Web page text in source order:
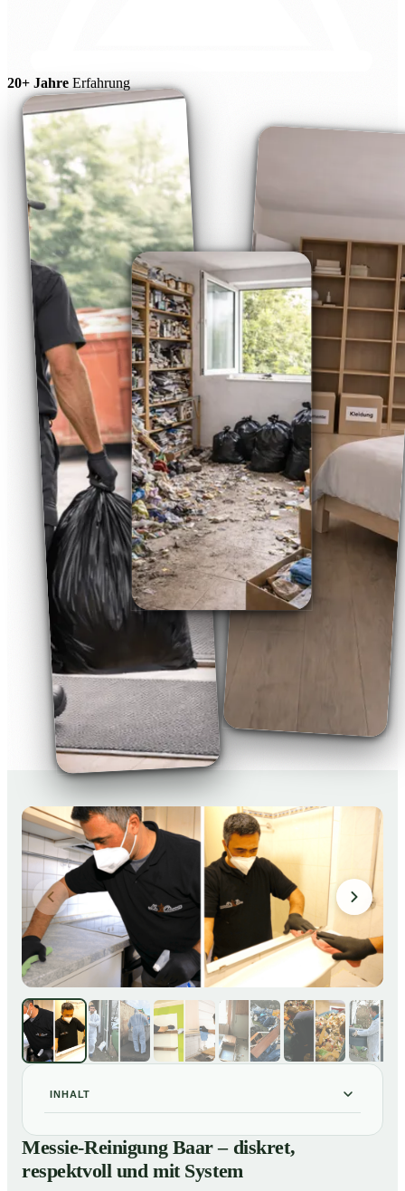
20+ Jahre Erfahrung
INHALT
Messie-Reinigung Baar – diskret, respektvoll und mit
System
Warum professionelle Hilfe bei einer Messie-Wohnung
Messie-Reinigung Baar – diskret,
respektvoll und mit System